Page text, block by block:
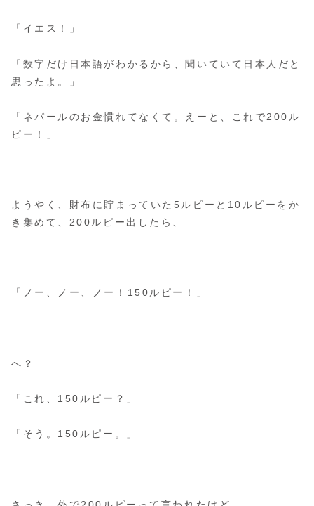
「イエス！」
「数字だけ日本語がわかるから、聞いていて日本人だと
思ったよ。」
「ネパールのお金慣れてなくて。えーと、これで200ル
ピー！」
ようやく、財布に貯まっていた5ルピーと10ルピーをか
き集めて、200ルピー出したら、
「ノー、ノー、ノー！150ルピー！」
へ？
「これ、150ルピー？」
「そう。150ルピー。」